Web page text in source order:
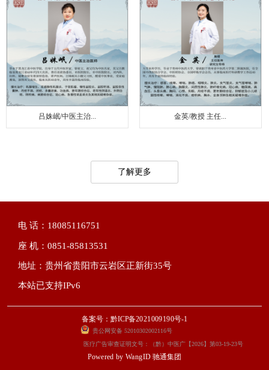
吕姝岷/中医主治... 金英/教授 主任...
了解更多
电 话：18085116751
座 机：0851-85813531
地址：贵州省贵阳市云岩区正新街35号
本站已支持IPv6
备案号：黔ICP备2021009190号-1
贵公网安备 52010302002116号
医疗广告审查证明文号：（黔）中医广【2026】第03-19-23号
Powered by WangID 驰通集团